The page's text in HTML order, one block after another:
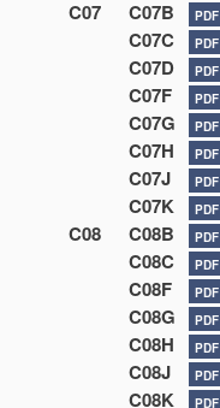
C07 C07B PDF
C07C PDF
C07D PDF
C07F PDF
C07G PDF
C07H PDF
C07J PDF
C07K PDF
C08 C08B PDF
C08C PDF
C08F PDF
C08G PDF
C08H PDF
C08J PDF
C08K PDF